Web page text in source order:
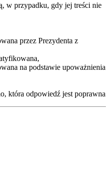
w przypadku, gdy jej treści nie
przez Prezydenta z
na podstawie upoważnienia
która odpowiedź jest poprawna